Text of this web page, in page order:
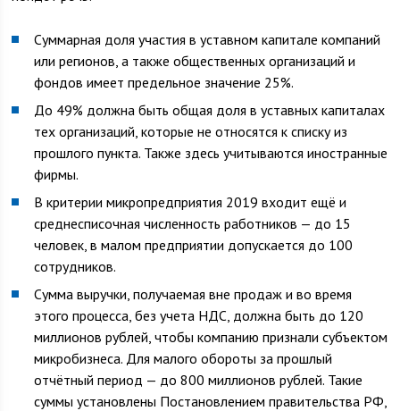
Суммарная доля участия в уставном капитале компаний
или регионов, а также общественных организаций и
фондов имеет предельное значение 25%.
До 49% должна быть общая доля в уставных капиталах
тех организаций, которые не относятся к списку из
прошлого пункта. Также здесь учитываются иностранные
фирмы.
В критерии микропредприятия 2019 входит ещё и
среднесписочная численность работников — до 15
человек, в малом предприятии допускается до 100
сотрудников.
Сумма выручки, получаемая вне продаж и во время
этого процесса, без учета НДС, должна быть до 120
миллионов рублей, чтобы компанию признали субъектом
микробизнеса. Для малого обороты за прошлый
отчётный период — до 800 миллионов рублей. Такие
суммы установлены Постановлением правительства РФ,